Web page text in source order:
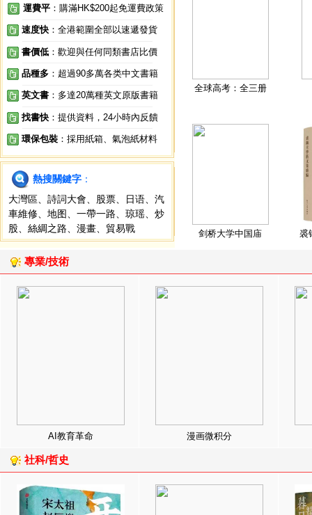
運費平 ：購滿HK$200起免運費政策
速度快 ：全港範圍全部以速遞發貨
書價低 ：歡迎與任何同類書店比價
品種多 ：超過90多萬各类中文書籍
英文書 ：多達20萬種英文原版書籍
找書快 ：提供資料，24小時內反饋
環保包裝 ：採用紙箱、氣泡紙材料
熱搜關鍵字 ：
大灣區
詩詞大會 股票 日语
汽
車維修
地图 一帶一路 琼瑶
炒
股
絲綢之路 漫畫 貿易戰
全球高考：全三册
剑桥大学中国庙 裘
專業/技術
AI教育革命 漫画微积分
社科/哲史